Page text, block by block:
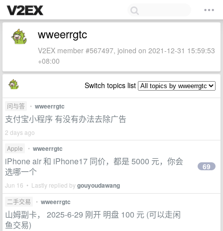
wweerrgtc
V2EX member #567497, joined on 2021-12-31 15:59:53
+08:00
Switch topics list
问与答 • wweerrgtc
支付宝小程序 有没有办法去除广告
2 days ago
Apple
• wweerrgtc
iPhone air 和 iPhone17 同价，都是 5000 元，你会
选哪一个
Jun 16 • Lastly replied bygouyoudawang
69
二手交易 • wweerrgtc
山姆副卡， 2025-6-29 刚开 明盘 100 元 (可以走闲
鱼交易)